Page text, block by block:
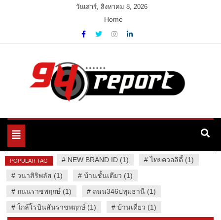
วันเสาร์, สิงหาคม 8, 2026
Home
94 Report.com
Toggle
POPULAR TAG # NEW BRAND ID (1) #ไทยควอลิตี้ (1)
# วนาสิริพลัส (1) # บ้านชั้นเดียว (1)
# ถนนราชพฤกษ์ (1) # ถนน346ปทุมธานี (1)
# ใกล้โรบินสันราชพฤกษ์ (1) # บ้านเดี่ยว (1)